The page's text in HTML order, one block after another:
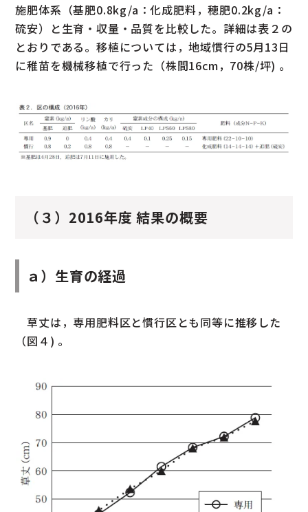
施肥体系（基肥0.8kg/a：化成肥料，穂肥0.2kg/a：
硫安）と生育・収量・品質を比較した。詳細は表２の
とおりである。移植については，地域慣行の5月13日
に稚苗を機械移植で行った（株間16cm，70株/坪) 。
（３）2016年度 結果の概要
ａ）生育の経過
草丈は，専用肥料区と慣行区とも同等に推移した
（図４) 。